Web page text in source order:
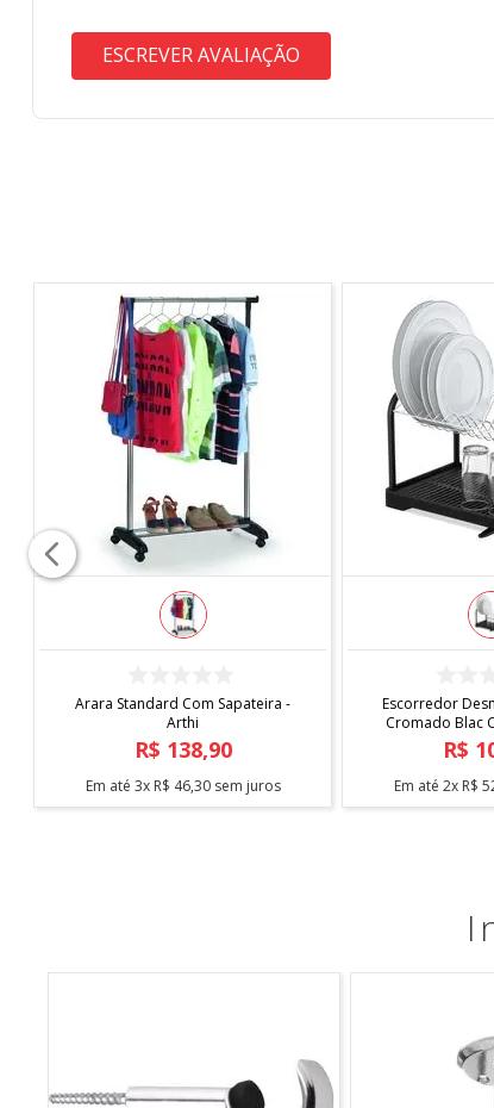
ESCREVER AVALIAÇÃO
Capa de Cadeira Malha
Estampada
R$ 19,90
Em até 1x R$ 19,90sem juros
Tapete
R$
Em até 5x R$